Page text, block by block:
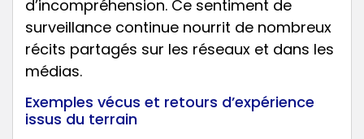
d’incompréhension. Ce sentiment de
surveillance continue nourrit de nombreux
récits partagés sur les réseaux et dans les
médias.
Exemples vécus et retours d’expérience
issus du terrain